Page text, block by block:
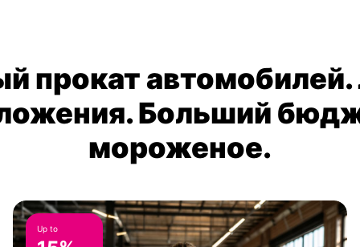
прокат
Больший
мороженое.
Up to